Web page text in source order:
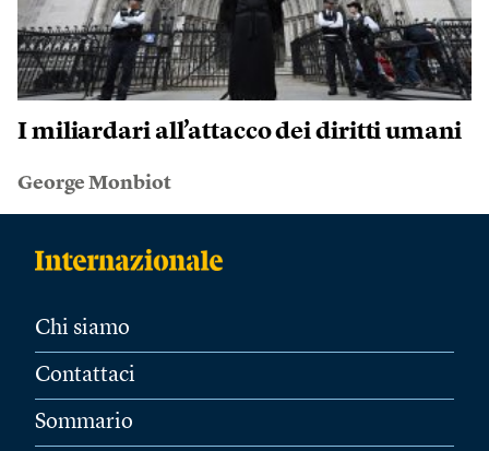
I miliardari all’attacco dei diritti umani
George Monbiot
Chi siamo
Contattaci
Sommario